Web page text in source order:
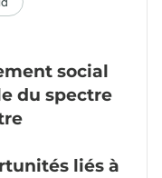
social
du spectre
liés à